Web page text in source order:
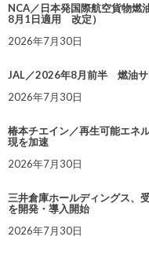
NCA／日本発国際航空貨物燃
8月1日適用 改定）
2026年7月30日
JAL／2026年8月前半 燃油サ
2026年7月30日
椿本チエイン／再生可能エネ
現を加速
2026年7月30日
三井倉庫ホールディングス、
を開発・導入開始
2026年7月30日